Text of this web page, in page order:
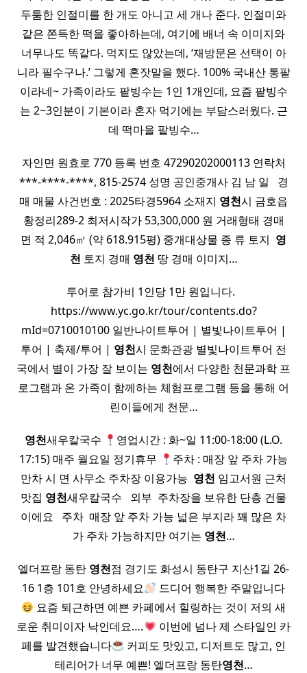
두툼한 인절미를 한 개도 아니고 세 개나 준다. 인절미와
같은 쫀득한 떡을 좋아하는데, 여기에 배너 속 이미지와
너무나도 똑같다. 먹지도 않았는데, ‘재방문은 선택이 아
니라 필수구나.’ 그렇게 혼잣말을 했다. 100% 국내산 통팥
이라네~ 가족이라도 팥빙수는 1인 1개인데, 요즘 팥빙수
는 2~3인분이 기본이라 혼자 먹기에는 부담스러웠다. 근
데 떡마을 팥빙수…
자인면 원효로 770 등록 번호 47290202000113 연락처
***-****-****, 815-2574 성명 공인중개사 김 남 일 ​ ​ 경
매 매물 사건번호 : 2025타경5964 소재지 영천시 금호읍
황정리289-2 최저시작가 53,300,000 원 거래형태 경매
면 적 2,046㎡ (약 618.915평) 중개대상물 종 류 토지 ​ 영
천 토지 경매 영천 땅 경매 이미지…
투어로 참가비 1인당 1만 원입니다. ​ ​
https://www.yc.go.kr/tour/contents.do?
mId=0710010100 일반나이트투어 | 별빛나이트투어 |
투어 | 축제/투어 | 영천시 문화관광 별빛나이트투어 전
국에서 별이 가장 잘 보이는 영천에서 다양한 천문과학 프
로그램과 온 가족이 함께하는 체험프로그램 등을 통해 어
린이들에게 천문…
영천새우칼국수
영업시간 : 화~일 11:00-18:00 (L.O.
17:15) 매주 월요일 정기휴무
주차 : 매장 앞 주차 가능
만차 시 면 사무소 주차장 이용가능 ​ 영천 임고서원 근처
맛집 영천새우칼국수 ​ ​ 외부 ​ 주차장을 보유한 단층 건물
이에요 ​ ​ 주차 ​ 매장 앞 주차 가능 넓은 부지라 꽤 많은 차
가 주차 가능하지만 여기는 영천…
엘더프랑 동탄 영천점 경기도 화성시 동탄구 지산1길 26-
16 1층 101호 안녕하세요
드디어 행복한 주말입니다
요즘 퇴근하면 예쁜 카페에서 힐링하는 것이 저의 새
로운 취미이자 낙인데요….
이번에 넘나 제 스타일인 카
페를 발견했습니다
커피도 맛있고, 디저트도 많고, 인
테리어가 너무 예쁜! 엘더프랑 동탄영천…